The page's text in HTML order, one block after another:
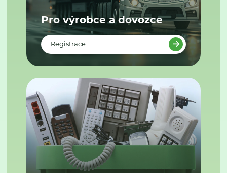
Pro výrobce a dovozce
Registrace